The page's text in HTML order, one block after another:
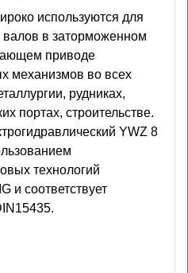
используются для
валов в заторможенном
приводе
механизмов во всех
рудниках,
портах, строительстве.
YWZ 8
технологий
и соответствует